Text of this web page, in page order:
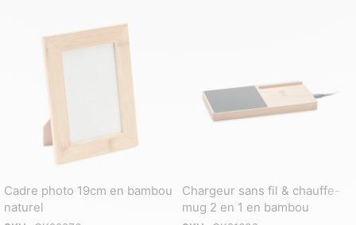
Cadre photo 19cm en bambou
naturel
Chargeur sans fil & chauffe-
mug 2 en 1 en bambou